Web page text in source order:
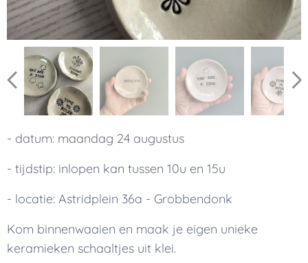
- datum: maandag 24 augustus
- tijdstip: inlopen kan tussen 10u en 15u
- locatie: Astridplein 36a - Grobbendonk
Kom binnenwaaien en maak je eigen unieke
keramieken schaaltjes uit klei.